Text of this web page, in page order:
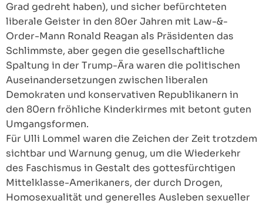
Grad gedreht haben), und sicher befürchteten
liberale Geister in den 80er Jahren mit Law-&-
Order-Mann Ronald Reagan als Präsidenten das
Schlimmste, aber gegen die gesellschaftliche
Spaltung in der Trump-Ära waren die politischen
Auseinandersetzungen zwischen liberalen
Demokraten und konservativen Republikanern in
den 80ern fröhliche Kinderkirmes mit betont guten
Umgangsformen.
Für Ulli Lommel waren die Zeichen der Zeit trotzdem
sichtbar und Warnung genug, um die Wiederkehr
des Faschismus in Gestalt des gottesfürchtigen
Mittelklasse-Amerikaners, der durch Drogen,
Homosexualität und generelles Ausleben sexueller